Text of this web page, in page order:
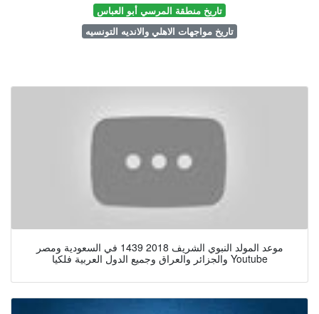
تاريخ منطقة المرسي أبو العباس
تاريخ مواجهات الاهلي والانديه التونسيه
موعد المولد النبوي الشريف 2018 1439 في السعودية ومصر
والجزائر والعراق وجميع الدول العربية فلكيا Youtube